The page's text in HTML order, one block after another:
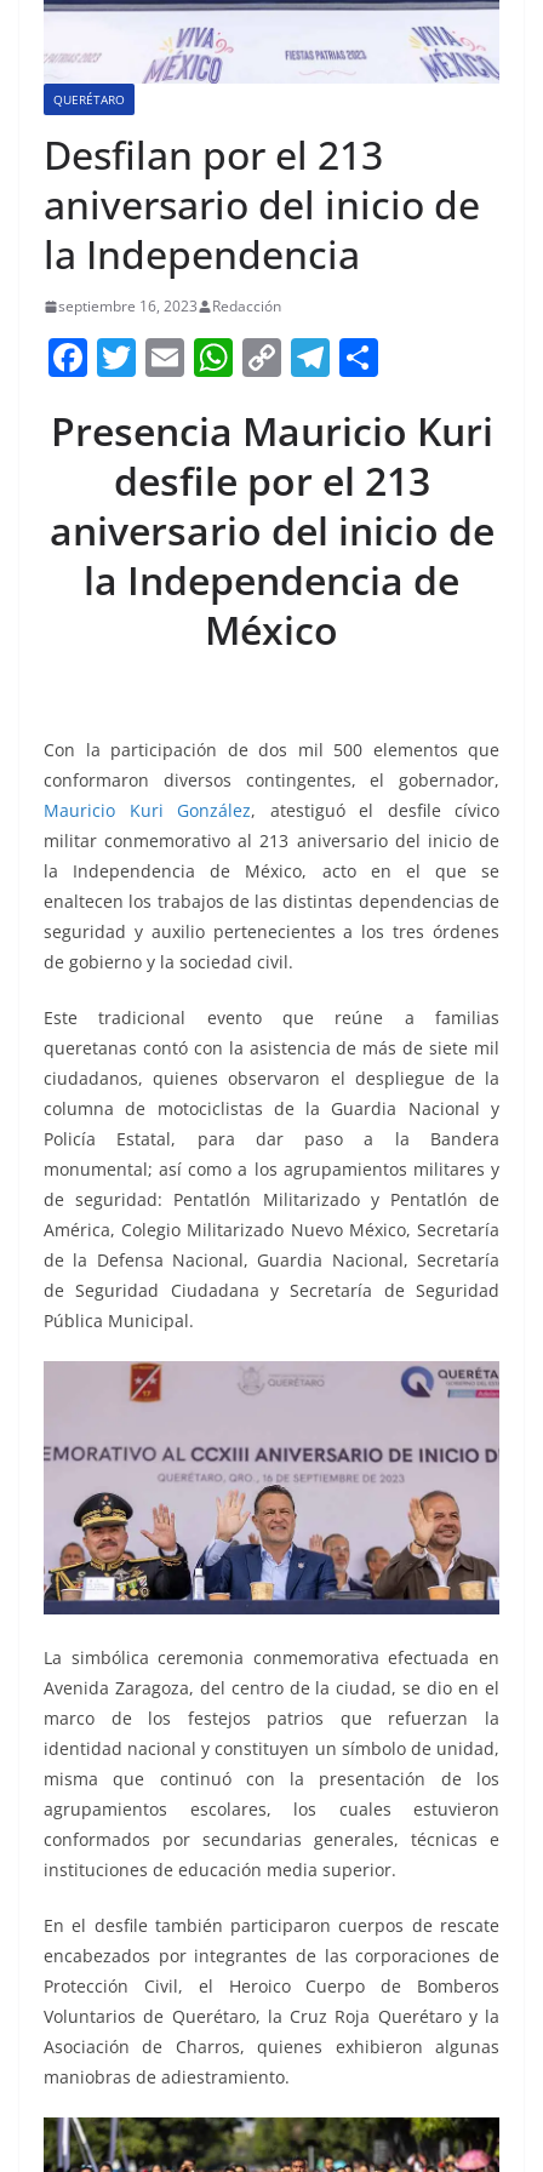
QUERÉTARO
Desfilan por el 213
aniversario del inicio de
la Independencia
septiembre 16, 2023 Redacción
F
c
b
o
o
T
itt
er
E
ai
l
W
at
s
A
p
p
C
p
y
Li
n
k
T
e
gr
a
m
ar
e
Presencia Mauricio Kuri
desfile por el 213
aniversario del inicio de
la Independencia de
México
Con la participación de dos mil 500 elementos que
conformaron diversos contingentes, el gobernador,
Mauricio Kuri González, atestiguó el desfile cívico
militar conmemorativo al 213 aniversario del inicio de
la Independencia de México, acto en el que se
enaltecen los trabajos de las distintas dependencias de
seguridad y auxilio pertenecientes a los tres órdenes
de gobierno y la sociedad civil.
Este tradicional evento que reúne a familias
queretanas contó con la asistencia de más de siete mil
ciudadanos, quienes observaron el despliegue de la
columna de motociclistas de la Guardia Nacional y
Policía Estatal, para dar paso a la Bandera
monumental; así como a los agrupamientos militares y
de seguridad: Pentatlón Militarizado y Pentatlón de
América, Colegio Militarizado Nuevo México, Secretaría
de la Defensa Nacional, Guardia Nacional, Secretaría
de Seguridad Ciudadana y Secretaría de Seguridad
Pública Municipal.
La simbólica ceremonia conmemorativa efectuada en
Avenida Zaragoza, del centro de la ciudad, se dio en el
marco de los festejos patrios que refuerzan la
identidad nacional y constituyen un símbolo de unidad,
misma que continuó con la presentación de los
agrupamientos escolares, los cuales estuvieron
conformados por secundarias generales, técnicas e
instituciones de educación media superior.
En el desfile también participaron cuerpos de rescate
encabezados por integrantes de las corporaciones de
Protección Civil, el Heroico Cuerpo de Bomberos
Voluntarios de Querétaro, la Cruz Roja Querétaro y la
Asociación de Charros, quienes exhibieron algunas
maniobras de adiestramiento.